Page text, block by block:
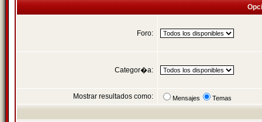
Foro:
Categor�a:
Mostrar resultados como: Mensajes Temas